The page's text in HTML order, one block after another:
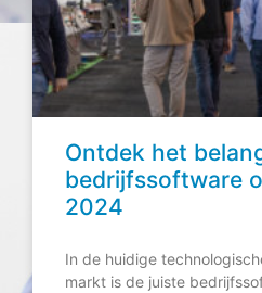
Ontdek het
bedrijfssoftware
2024
In de huidige
markt is de juiste